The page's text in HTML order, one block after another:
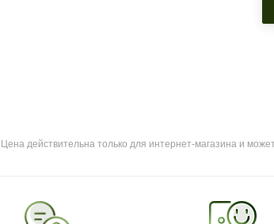
Цена действительна только для интернет-магазина и